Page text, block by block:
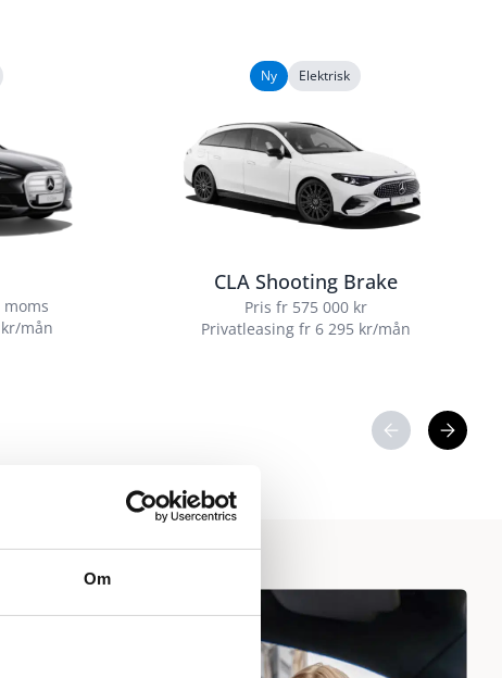
Om
mån
CLA Shooting Brake
Pris fr 575 000 kr
Privatleasing fr 6 295 kr/mån
Ny Elektrisk